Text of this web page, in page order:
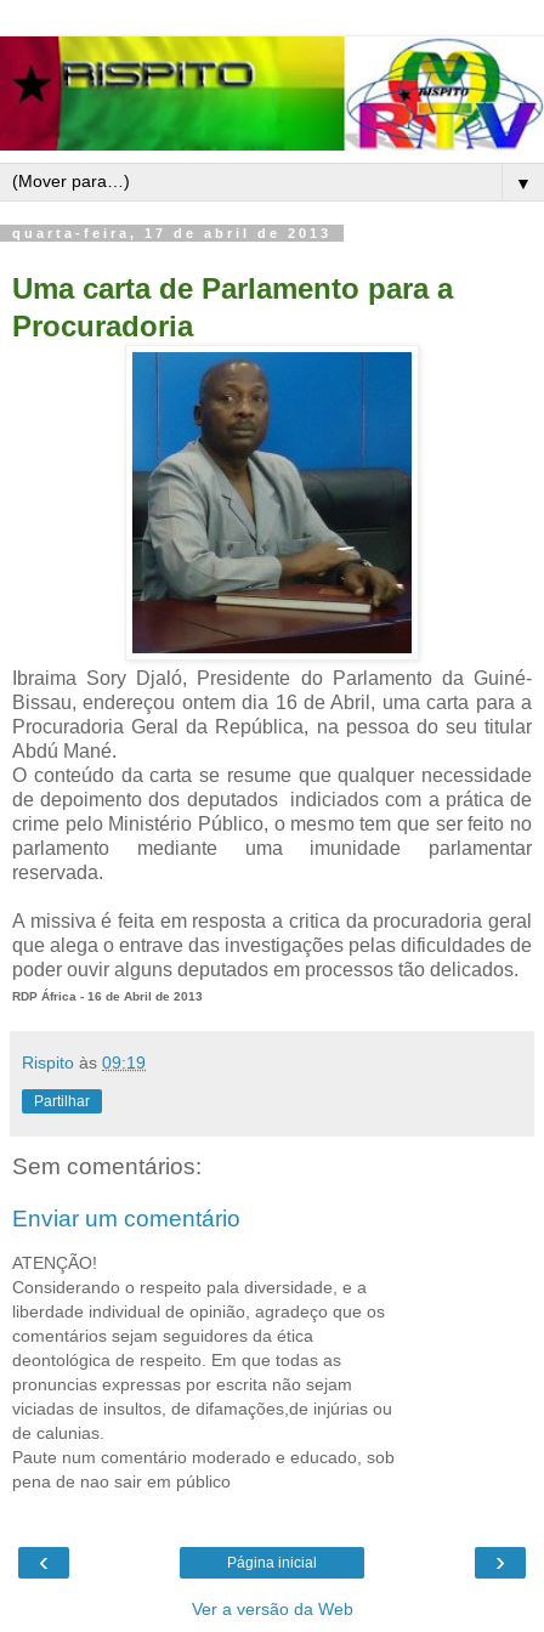
▼
quarta-feira, 17 de abril de 2013
Uma carta de Parlamento para a
Procuradoria
Ibraima Sory Djaló, Presidente do Parlamento da Guiné-
Bissau, endereçou ontem dia 16 de Abril, uma carta para a
Procuradoria Geral da República, na pessoa do seu titular
Abdú Mané.
O conteúdo da carta se resume que qualquer necessidade
de depoimento dos deputados indiciados com a prática de
crime pelo Ministério Público, o mesmo tem que ser feito no
parlamento mediante uma imunidade parlamentar
reservada.
A missiva é feita em resposta a critica da procuradoria geral
que alega o entrave das investigações pelas dificuldades de
poder ouvir alguns deputados em processos tão delicados.
RDP África - 16 de Abril de 2013
Rispito às 09:19
Partilhar
Sem comentários:
Enviar um comentário
ATENÇÃO!
Considerando o respeito pala diversidade, e a
liberdade individual de opinião, agradeço que os
comentários sejam seguidores da ética
deontológica de respeito. Em que todas as
pronuncias expressas por escrita não sejam
viciadas de insultos, de difamações,de injúrias ou
de calunias.
Paute num comentário moderado e educado, sob
pena de nao sair em público
‹ ›
Página inicial
Ver a versão da Web